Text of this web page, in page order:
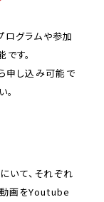
グラムや参加
す。
申し込み可能で
いて、それぞれ
画をYoutube